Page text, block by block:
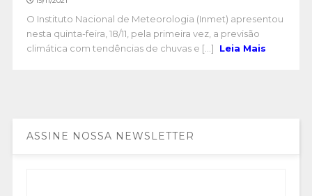
O Instituto Nacional de Meteorologia (Inmet) apresentou
nesta quinta-feira, 18/11, pela primeira vez, a previsão
climática com tendências de chuvas e [...]
Leia Mais
ASSINE NOSSA NEWSLETTER